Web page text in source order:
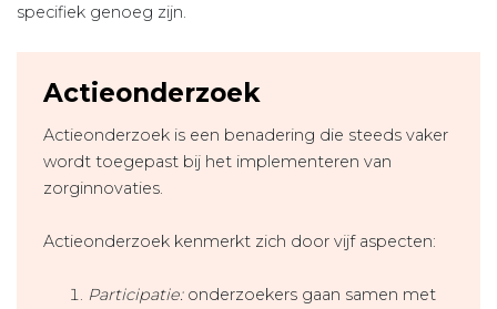
specifiek genoeg zijn.
Actieonderzoek
Actieonderzoek is een benadering die steeds vaker
wordt toegepast bij het implementeren van
zorginnovaties.
Actieonderzoek kenmerkt zich door vijf aspecten:
Participatie: onderzoekers gaan samen met